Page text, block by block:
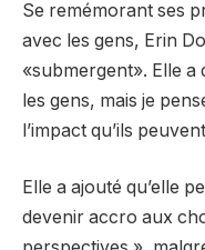
Se remémorant ses
avec les gens, Erin
«submergent». Elle a
les gens, mais je
l’impact qu’ils
Elle a ajouté qu’elle
devenir accro aux